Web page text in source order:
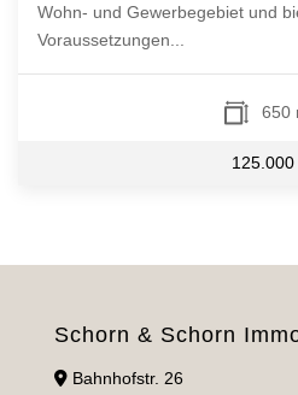
Wohn- und Gewerbegebiet und
Voraussetzungen...
650
125.000
Schorn & Schorn
Bahnhofstr. 26